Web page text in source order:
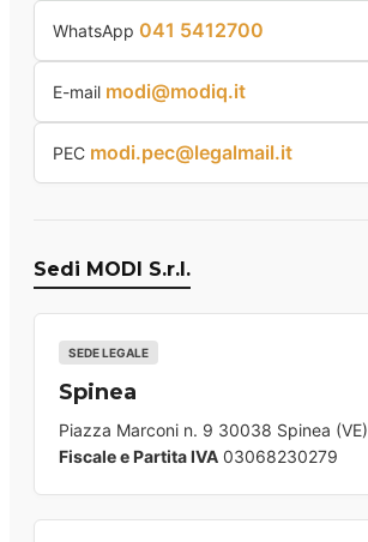
WhatsApp 041 5412700
E-mail modi@modiq.it
PEC modi.pec@legalmail.it
Sedi MODI S.r.l.
SEDE LEGALE
Spinea
Piazza Marconi n. 9 30038 Spinea (VE)
Fiscale e Partita IVA 03068230279